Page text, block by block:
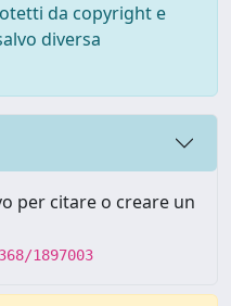
da copyright e
diversa
per citare o creare un
1897003